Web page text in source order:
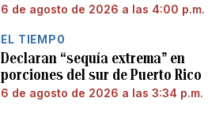
6 de agosto de 2026 a las 4:00 p.m.
EL TIEMPO
Declaran “sequía extrema” en
porciones del sur de Puerto Rico
6 de agosto de 2026 a las 3:34 p.m.